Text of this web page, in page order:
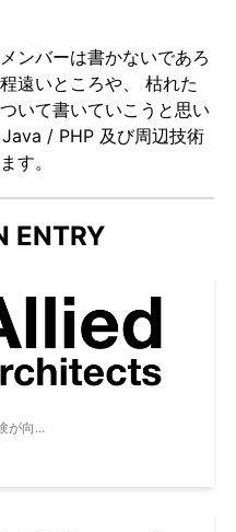
ンバーは書かないであろ
遠いところや、 枯れた
いて書いていこうと思い
/ PHP 及び周辺技術
す。
ENTRY
が向...